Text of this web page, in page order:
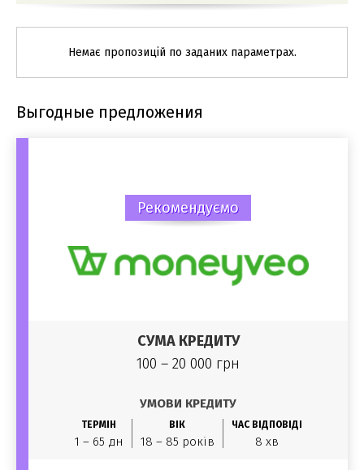
Немає пропозицій по заданих параметрах.
Выгодные предложения
Рекомендуємо
СУМА КРЕДИТУ
100 – 20 000 грн
УМОВИ КРЕДИТУ
ТЕРМІН
1 – 65 дн
ВІК
18 – 85 років
ЧАС ВІДПОВІДІ
8 хв